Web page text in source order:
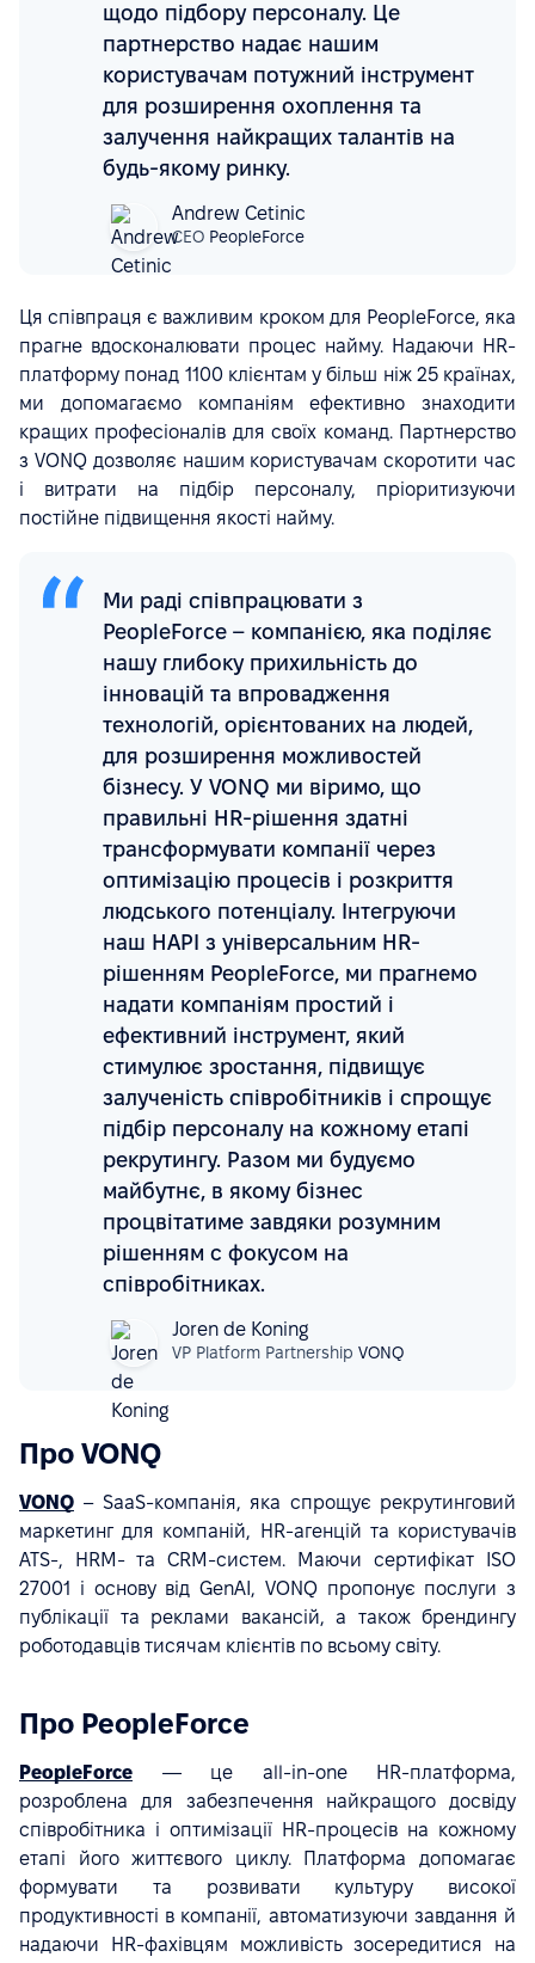
щодо підбору персоналу. Це
партнерство надає нашим
користувачам потужний інструмент
для розширення охоплення та
залучення найкращих талантів на
будь-якому ринку.
Andrew Cetinic
CEO PeopleForce
Ця співпраця є важливим кроком для PeopleForce, яка
прагне вдосконалювати процес найму. Надаючи HR-
платформу понад 1100 клієнтам у більш ніж 25 країнах,
ми допомагаємо компаніям ефективно знаходити
кращих професіоналів для своїх команд. Партнерство
з VONQ дозволяє нашим користувачам скоротити час
і витрати на підбір персоналу, пріоритизуючи
постійне підвищення якості найму.
Ми раді співпрацювати з
PeopleForce – компанією, яка поділяє
нашу глибоку прихильність до
інновацій та впровадження
технологій, орієнтованих на людей,
для розширення можливостей
бізнесу. У VONQ ми віримо, що
правильні HR-рішення здатні
трансформувати компанії через
оптимізацію процесів і розкриття
людського потенціалу. Інтегруючи
наш HAPI з універсальним HR-
рішенням PeopleForce, ми прагнемо
надати компаніям простий і
ефективний інструмент, який
стимулює зростання, підвищує
залученість співробітників і спрощує
підбір персоналу на кожному етапі
рекрутингу. Разом ми будуємо
майбутнє, в якому бізнес
процвітатиме завдяки розумним
рішенням с фокусом на
співробітниках.
Joren de Koning
VP Platform Partnership VONQ
Про VONQ
VONQ – SaaS-компанія, яка спрощує рекрутинговий
маркетинг для компаній, HR-агенцій та користувачів
ATS-, HRM- та CRM-систем. Маючи сертифікат ISO
27001 і основу від GenAI, VONQ пропонує послуги з
публікації та реклами вакансій, а також брендингу
роботодавців тисячам клієнтів по всьому світу.
Про PeopleForce
PeopleForce — це all-in-one HR-платформа,
розроблена для забезпечення найкращого досвіду
співробітника і оптимізації HR-процесів на кожному
етапі його життєвого циклу. Платформа допомагає
формувати та розвивати культуру високої
продуктивності в компанії, автоматизуючи завдання й
надаючи HR-фахівцям можливість зосередитися на